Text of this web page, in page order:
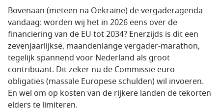
Bovenaan (meteen na Oekraïne) de vergaderagenda
vandaag: worden wij het in 2026 eens over de
financiering van de EU tot 2034? Enerzijds is dit een
zevenjaarlijkse, maandenlange vergader-marathon,
tegelijk spannend voor Nederland als groot
contribuant. Dit zeker nu de Commissie euro-
obligaties (massale Europese schulden) wil invoeren.
En wel om op kosten van de rijkere landen de tekorten
elders te limiteren.